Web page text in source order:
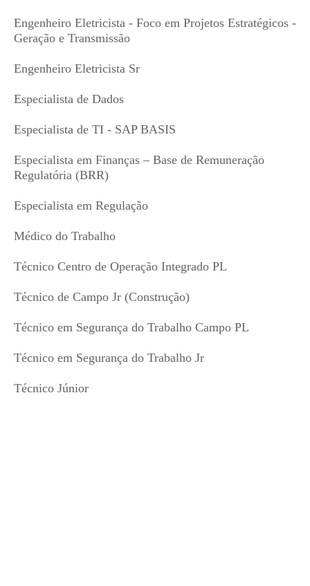
Engenheiro Eletricista - Foco em Projetos Estratégicos -
Geração e Transmissão
Engenheiro Eletricista Sr
Especialista de Dados
Especialista de TI - SAP BASIS
Especialista em Finanças – Base de Remuneração
Regulatória (BRR)
Especialista em Regulação
Médico do Trabalho
Técnico Centro de Operação Integrado PL
Técnico de Campo Jr (Construção)
Técnico em Segurança do Trabalho Campo PL
Técnico em Segurança do Trabalho Jr
Técnico Júnior